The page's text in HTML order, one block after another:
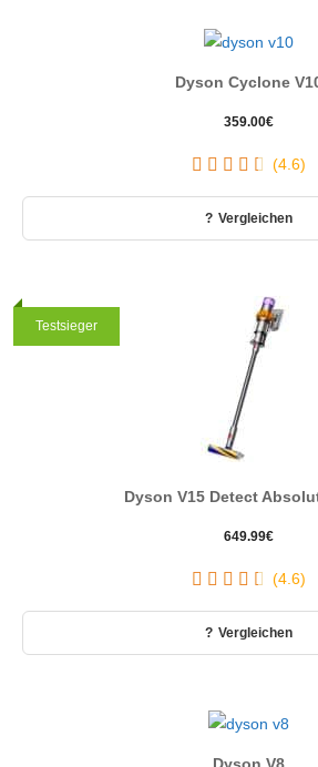
Dyson Cyclone
359.00€
(4.6)
Vergleichen
Testsieger
Dyson V15 Detect
649.99€
(4.6)
Vergleichen